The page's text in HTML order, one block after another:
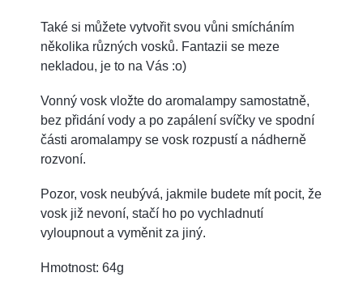
Také si můžete vytvořit svou vůni smícháním
několika různých vosků. Fantazii se meze
nekladou, je to na Vás :o)
Vonný vosk vložte do aromalampy samostatně,
bez přidání vody a po zapálení svíčky ve spodní
části aromalampy se vosk rozpustí a nádherně
rozvoní.
Pozor, vosk neubývá, jakmile budete mít pocit, že
vosk již nevoní, stačí ho po vychladnutí
vyloupnout a vyměnit za jiný.
Hmotnost: 64g